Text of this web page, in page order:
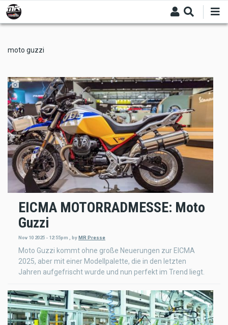
Skip
to
main
moto guzzi
EICMA MOTORRADMESSE: Moto
Guzzi
Nov 10 2025 - 12:55pm , by MR Presse
Moto Guzzi kommt ohne große Neuerungen zur EICMA
2025, aber mit einer Modellpalette, die in den letzten
Jahren aufgefrischt wurde und nun perfekt im Trend liegt.